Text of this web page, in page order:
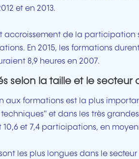
et en 2013.
accroissement de la participation
En 2015, les formations
8,9 heures en 2007.
selon la taille et le secteur
aux formations est la plus
et dans les très
et 7,4 participations, en
les plus longues dans le